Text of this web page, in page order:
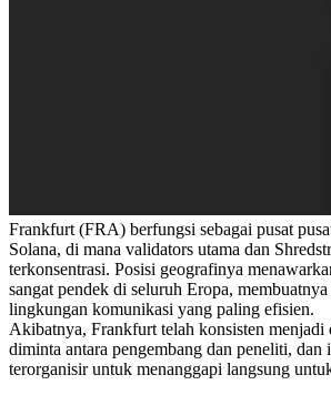
Frankfurt (FRA) berfungsi sebagai pusat
Solana, di mana validators utama dan
terkonsentrasi. Posisi geografinya
sangat pendek di seluruh Eropa,
lingkungan komunikasi yang paling efisien.
Akibatnya, Frankfurt telah konsisten menjadi
diminta antara pengembang dan peneliti, dan
terorganisir untuk menanggapi langsung